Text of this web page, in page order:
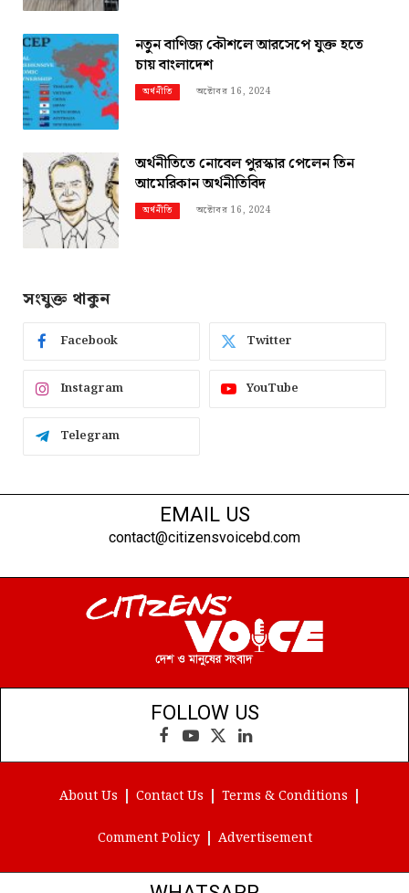
নতুন বাণিজ্য কৌশলে আরসেপে যুক্ত হতে
চায় বাংলাদেশ
অর্থনীতি অক্টোবর 16, 2024
অর্থনীতিতে নোবেল পুরস্কার পেলেন তিন
আমেরিকান অর্থনীতিবিদ
অর্থনীতি অক্টোবর 16, 2024
সংযুক্ত থাকুন
Facebook Twitter
Instagram YouTube
Telegram
EMAIL US
contact@citizensvoicebd.com
FOLLOW US
Facebook
YouTube
X
(Twitter)
LinkedIn
About Us Contact Us Terms & Conditions
Comment Policy Advertisement